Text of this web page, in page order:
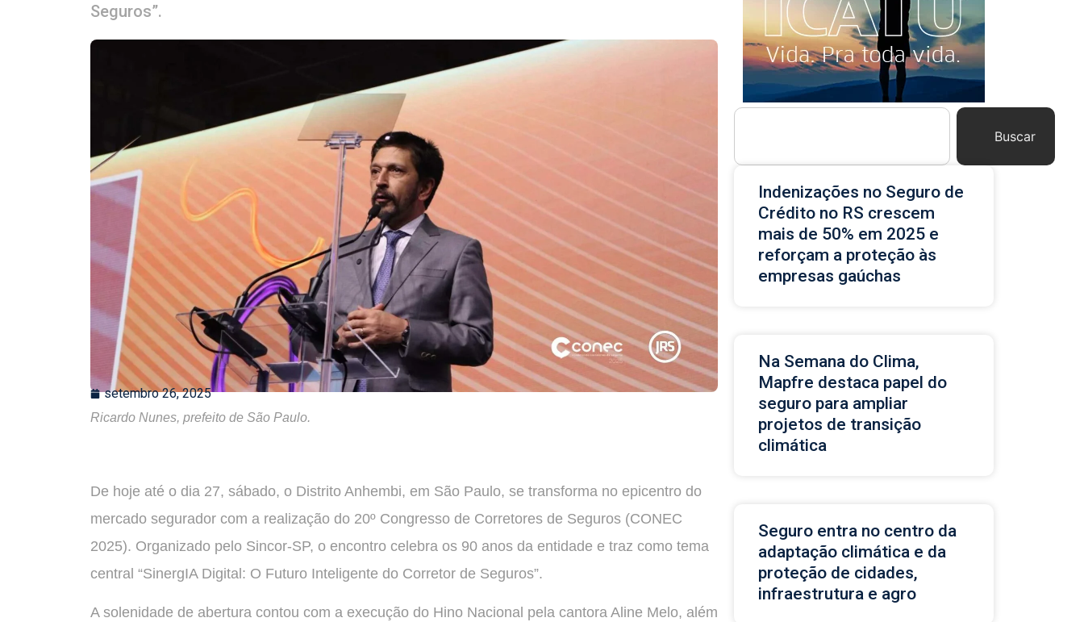
Seguros”.
setembro 26, 2025
Ricardo Nunes, prefeito de São Paulo.
De hoje até o dia 27, sábado, o Distrito Anhembi, em São Paulo, se transforma no epicentro do
mercado segurador com a realização do 20º Congresso de Corretores de Seguros (CONEC
2025). Organizado pelo Sincor-SP, o encontro celebra os 90 anos da entidade e traz como tema
central “SinergIA Digital: O Futuro Inteligente do Corretor de Seguros”.
A solenidade de abertura contou com a execução do Hino Nacional pela cantora Aline Melo, além
Buscar
Indenizações no Seguro de
Crédito no RS crescem
mais de 50% em 2025 e
reforçam a proteção às
empresas gaúchas
Na Semana do Clima,
Mapfre destaca papel do
seguro para ampliar
projetos de transição
climática
Seguro entra no centro da
adaptação climática e da
proteção de cidades,
infraestrutura e agro